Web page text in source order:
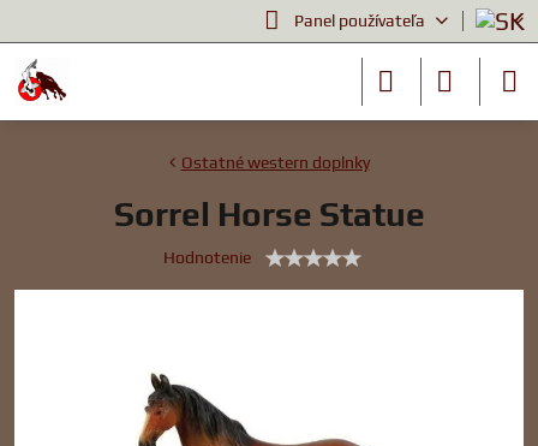
Panel používateľa
Ostatné western doplnky
Sorrel Horse Statue
Hodnotenie